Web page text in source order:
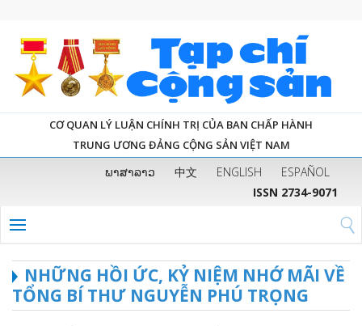
CƠ QUAN LÝ LUẬN CHÍNH TRỊ CỦA BAN CHẤP HÀNH
TRUNG ƯƠNG ĐẢNG CỘNG SẢN VIỆT NAM
ພາສາລາວ 中文 ENGLISH
ESPAÑOL
ISSN 2734-9071
NHỮNG HỒI ỨC, KỶ NIỆM NHỚ MÃI VỀ
TỔNG BÍ THƯ NGUYỄN PHÚ TRỌNG